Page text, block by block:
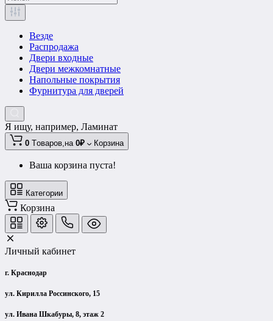
Везде
Распродажа
Двери входные
Двери межкомнатные
Напольные покрытия
Фурнитура для дверей
Я ищу, например, Ламинат
0 Tоваров,на 0₽ Корзина
Ваша корзина пуста!
Категории
Корзина
Личный кабинет
г. Краснодар
ул. Кирилла Россинского, 15
ул. Ивана Шкабуры, 8, этаж 2